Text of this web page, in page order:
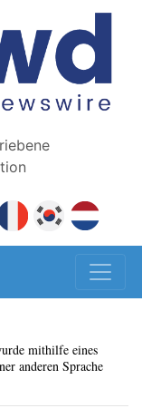
mithilfe eines
anderen Sprache